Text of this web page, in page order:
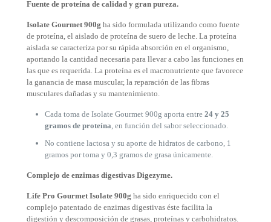
Fuente de proteína de calidad y gran pureza.
Isolate Gourmet 900g ha sido formulada utilizando como fuente
de proteína, el aislado de proteína de suero de leche. La proteína
aislada se caracteriza por su rápida absorción en el organismo,
aportando la cantidad necesaria para llevar a cabo las funciones en
las que es requerida. La proteína es el macronutriente que favorece
la ganancia de masa muscular, la reparación de las fibras
musculares dañadas y su mantenimiento.
Cada toma de Isolate Gourmet 900g aporta entre24 y 25
gramos de proteína, en función del sabor seleccionado.
No contiene lactosa y su aporte de hidratos de carbono, 1
gramos por toma y 0,3 gramos de grasa únicamente.
Complejo de enzimas digestivas Digezyme.
Life Pro Gourmet Isolate 900g ha sido enriquecido con el
complejo patentado de enzimas digestivas éste facilita la
digestión y descomposición de grasas, proteínas y carbohidratos.